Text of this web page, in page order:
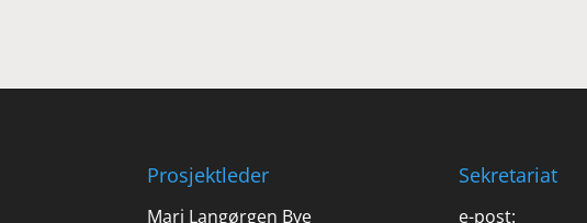
Prosjektleder
Mari Langørgen Bye
Sekretariat
e-post: